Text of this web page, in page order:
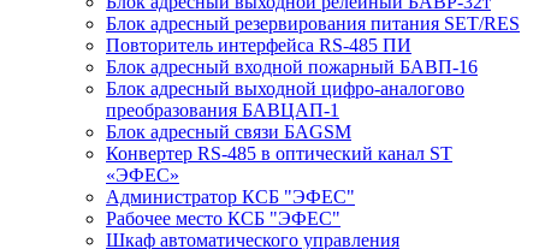
Блок адресный резервирования питания SET/RES
Повторитель интерфейса RS-485 ПИ
Блок адресный входной пожарный БАВП-16
Блок адресный выходной цифро-аналогово
преобразования БАВЦАП-1
Блок адресный связи БАGSM
Конвертер RS-485 в оптический канал SТ
«ЭФЕС»
Администратор КСБ "ЭФЕС"
Рабочее место КСБ "ЭФЕС"
Шкаф автоматического управления